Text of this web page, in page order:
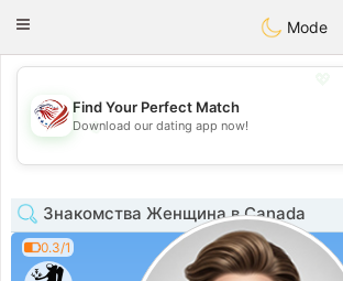
Dating
Toggle
Mode
💖
Find Your Perfect Match
Download our dating app now!
Знакомства Женщина в Canada
0.3/1